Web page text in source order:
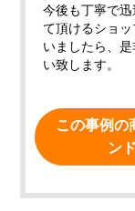
今後も丁寧で
て頂けるショ
いましたら、
い致します。
この事例の
ン